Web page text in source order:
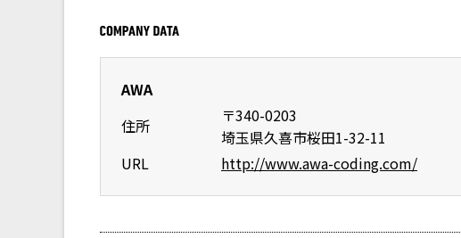
AWA
住所
〒340-0203
埼玉県久喜市桜田1-32-11
URL
http://www.awa-coding.com/